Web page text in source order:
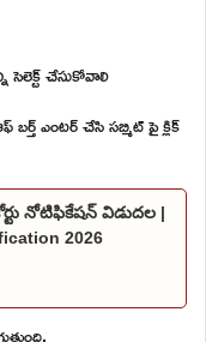
సెలెక్ట్ చేసుకోవాలి
ఎంటర్ చేసి సబ్మిట్ పై క్లిక్
నోటిఫికేషన్ విడుదల |
2026